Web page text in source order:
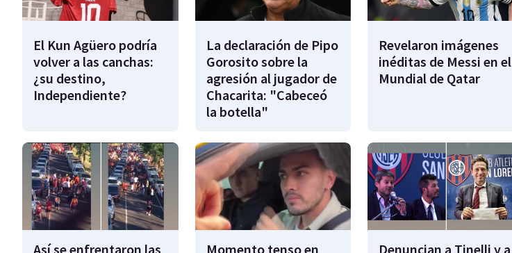
El Kun Agüero podría
volver a las canchas:
¿su destino,
Independiente?
La declaración de Pipo
Gorosito sobre la
agresión al jugador de
Chacarita: "Cabeceó
la botella"
Revelaron imágenes
inéditas de Messi en el
Mundial de Qatar
Así se enfrentaron las
Momento tenso en
Denuncian a Tinelli y a